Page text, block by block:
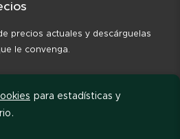
precios actuales y descárguelas
le convenga.
para estadísticas y